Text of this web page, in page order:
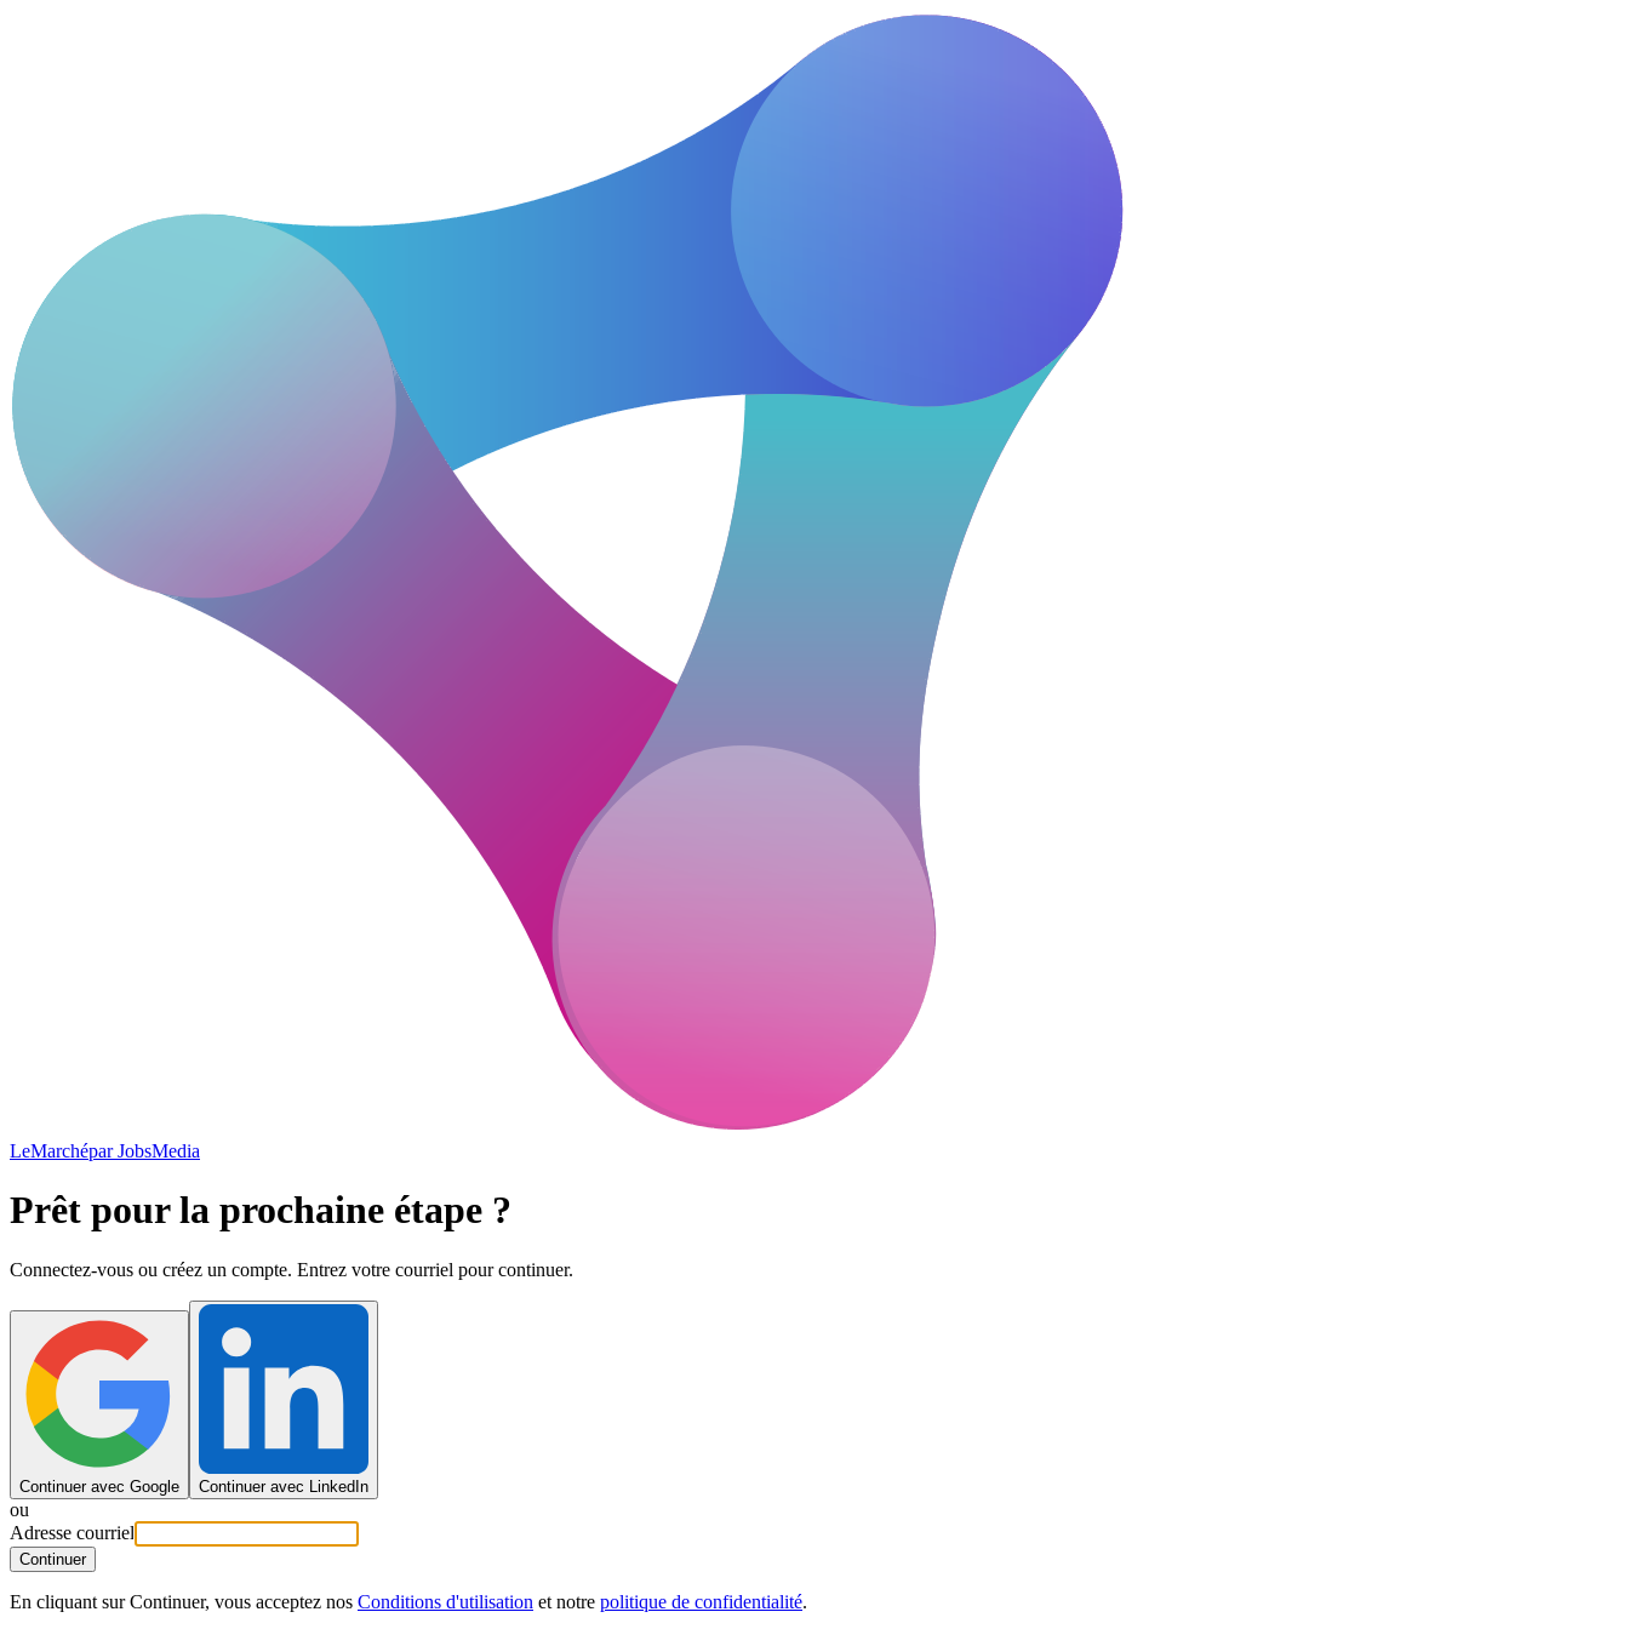
LeMarchépar JobsMedia
Prêt pour la prochaine étape ?
Connectez-vous ou créez un compte. Entrez votre courriel pour continuer.
Continuer avec Google Continuer avec LinkedIn
ou
Adresse courriel
Continuer
En cliquant sur Continuer, vous acceptez nos Conditions d'utilisation et notre politique de confidentialité.